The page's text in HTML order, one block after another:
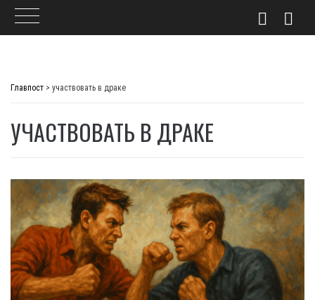
Главпост > участвовать в драке
УЧАСТВОВАТЬ В ДРАКЕ